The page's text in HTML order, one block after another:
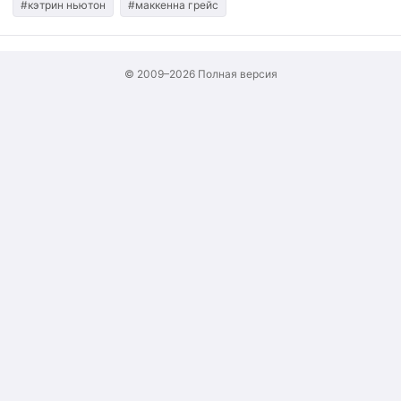
#кэтрин ньютон #маккенна грейс
© 2009–2026 Полная версия